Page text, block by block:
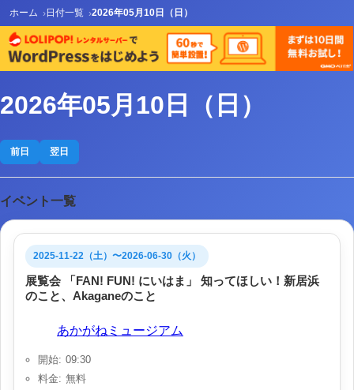
ホーム 日付一覧 2026年05月10日（日）
2026年05月10日（日）
前日 翌日
イベント一覧
2025-11-22（土）〜2026-06-30（火）
展覧会 「FAN! FUN! にいはま」 知ってほしい！新居浜
のこと、Akaganeのこと
あかがねミュージアム
開始: 09:30
料金: 無料